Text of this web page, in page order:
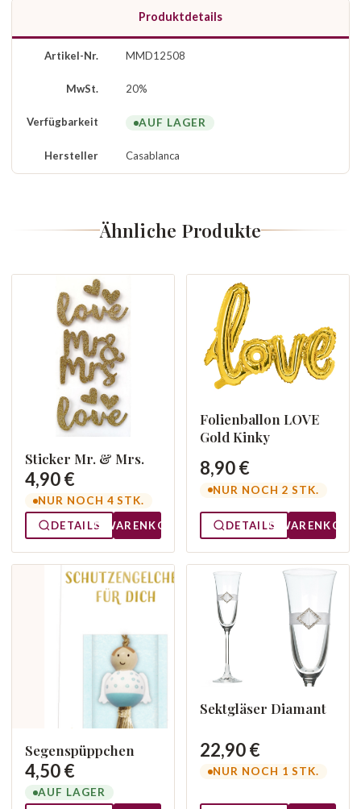
Produktdetails
Artikel-Nr. MMD12508
MwSt. 20%
Verfügbarkeit AUF LAGER
Hersteller Casablanca
Ähnliche Produkte
Sticker Mr. & Mrs.
4,90 €
NUR NOCH 4 STK.
DETAILS
WARENKORB
Folienballon LOVE
Gold Kinky
8,90 €
NUR NOCH 2 STK.
DETAILS WARENKORB
Segenspüppchen
4,50 €
AUF LAGER
Sektgläser Diamant
22,90 €
NUR NOCH 1 STK.